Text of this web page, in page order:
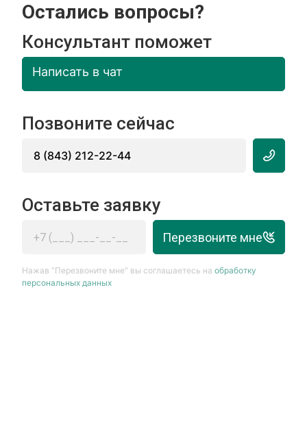
Остались вопросы?
Консультант поможет
Написать в чат
Позвоните сейчас
8 (843) 212-22-44
Оставьте заявку
Перезвоните мне
Нажав “Перезвоните мне” вы соглашаетесь наобработку
персональных данных